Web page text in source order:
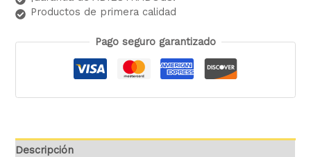
Productos de primera calidad
Pago seguro garantizado
Descripción